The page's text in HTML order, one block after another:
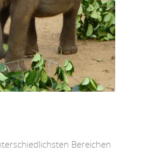
Bereichen